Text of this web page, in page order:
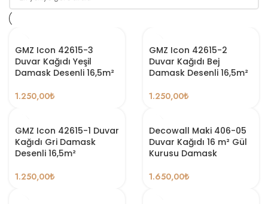
GMZ Icon 42615-3
Duvar Kağıdı Yeşil
Damask Desenli 16,5m²
1.250,00₺
GMZ Icon 42615-2
Duvar Kağıdı Bej
Damask Desenli 16,5m²
1.250,00₺
GMZ Icon 42615-1 Duvar
Kağıdı Gri Damask
Desenli 16,5m²
1.250,00₺
Decowall Maki 406-05
Duvar Kağıdı 16 m² Gül
Kurusu Damask
1.650,00₺